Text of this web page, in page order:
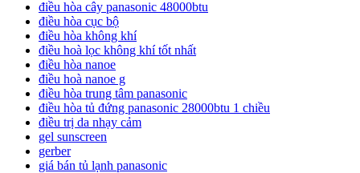
điều hòa cây panasonic 48000btu
điều hòa cục bộ
điều hòa không khí
điều hoà lọc không khí tốt nhất
điều hòa nanoe
điều hoà nanoe g
điều hòa trung tâm panasonic
điều hòa tủ đứng panasonic 28000btu 1 chiều
điều trị da nhạy cảm
gel sunscreen
gerber
giá bán tủ lạnh panasonic